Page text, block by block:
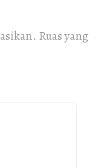
Ruas yang